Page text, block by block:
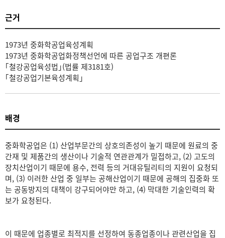
근거
1973년 중화학공업육성계획
1973년 중화학공업화정책선언에 따른 공업구조 개편론
｢철강공업육성법｣(법률 제3181호)
｢철강공업기본육성계획｣
배경
중화학공업은 (1) 산업부문간의 상호의존성이 높기 때문에 원료의 중
간재 및 제품간의 생산이나 기술적 연관관계가 밀접하고, (2) 고도의
장치산업이기 때문에 용수, 전력 등의 거대유틸리티의 지원이 요청되
며, (3) 이러한 산업 중 일부는 공해산업이기 때문에 공해의 집중화 또
는 공동방지의 대책이 강구되어야만 하고, (4) 막대한 기술인력의 확
보가 요청된다.
이 때문에 업종별로 최적지를 선정하여 동종업종이나 관련산업을 집